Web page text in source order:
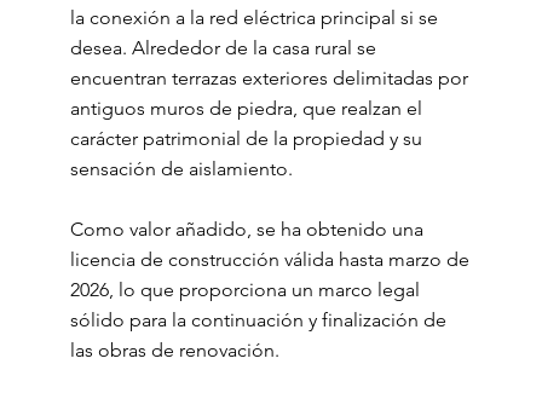
la conexión a la red eléctrica principal si se
desea. Alrededor de la casa rural se
encuentran terrazas exteriores delimitadas por
antiguos muros de piedra, que realzan el
carácter patrimonial de la propiedad y su
sensación de aislamiento.
Como valor añadido, se ha obtenido una
licencia de construcción válida hasta marzo de
2026, lo que proporciona un marco legal
sólido para la continuación y finalización de
las obras de renovación.